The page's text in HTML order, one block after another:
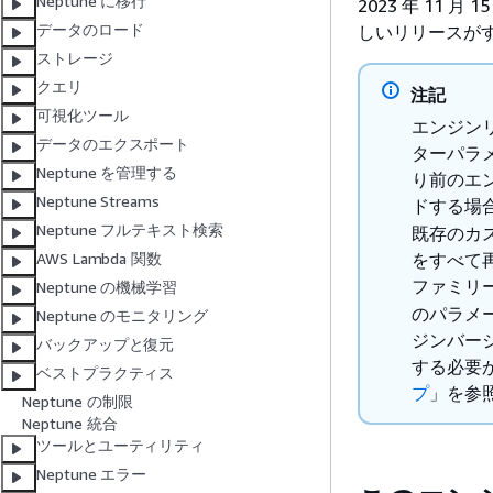
データのロード
ストレージ
クエリ
可視化ツール
データのエクスポート
Neptune を管理する
Neptune Streams
Neptune フルテキスト検索
AWS Lambda 関数
Neptune の機械学習
Neptune のモニタリング
バックアップと復元
ベストプラクティス
Neptune の制限
Neptune 統合
ツールとユーティリティ
Neptune エラー
2023 年 11 月
しいリリースが
注記
エンジン
ターパラ
り前のエ
ドする場
既存のカ
をすべて
ファミリ
のパラメ
ジンバー
する必要
プ」を参